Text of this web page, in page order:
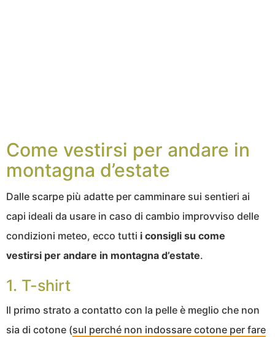
Come vestirsi per andare in
montagna d’estate
Dalle scarpe più adatte per camminare sui sentieri ai
capi ideali da usare in caso di cambio improvviso delle
condizioni meteo, ecco tutti i consigli su come
vestirsi per andare in montagna d’estate.
1. T-shirt
Il primo strato a contatto con la pelle è meglio che non
sia di cotone (sul perché non indossare cotone per fare